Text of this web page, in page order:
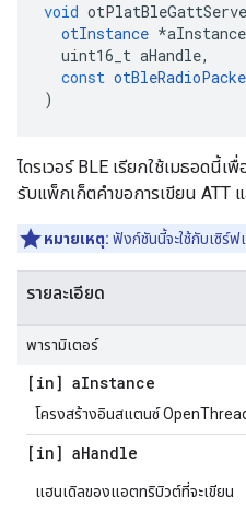
void
otInstance *aInstance
uint16_t aHandle,
const
)
ไดรเวอร์ BLE เรียกใช้เมธอดนี้เ
รับแพ็กเก็ตคำขอการเขียน ATT
หมายเหตุ: ฟังก์ชันนี้จะใช้กับเซิร์ฟ
รายละเอียด
พารามิเตอร์
[in] aInstance
โครงสร้างอินสแตนซ์
[in] aHandle
แฮนเดิลของแอตทริบิวต์ที่จะเขียน